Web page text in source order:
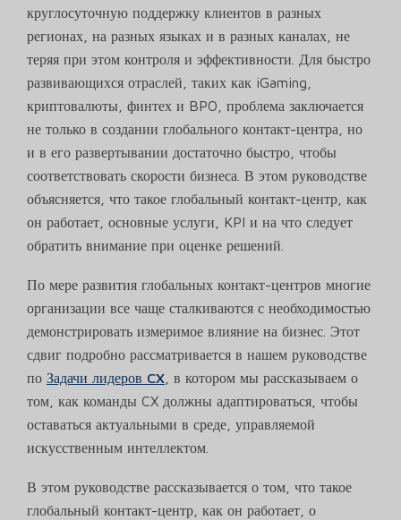
круглосуточную поддержку клиентов в разных
регионах, на разных языках и в разных каналах, не
теряя при этом контроля и эффективности. Для быстро
развивающихся отраслей, таких как iGaming,
криптовалюты, финтех и BPO, проблема заключается
не только в создании глобального контакт-центра, но
и в его развертывании достаточно быстро, чтобы
соответствовать скорости бизнеса. В этом руководстве
объясняется, что такое глобальный контакт-центр, как
он работает, основные услуги, KPI и на что следует
обратить внимание при оценке решений.
По мере развития глобальных контакт-центров многие
организации все чаще сталкиваются с необходимостью
демонстрировать измеримое влияние на бизнес. Этот
сдвиг подробно рассматривается в нашем руководстве
по Задачи лидеров CX , в котором мы рассказываем о
том, как команды CX должны адаптироваться, чтобы
оставаться актуальными в среде, управляемой
искусственным интеллектом.
В этом руководстве рассказывается о том, что такое
глобальный контакт-центр, как он работает, о